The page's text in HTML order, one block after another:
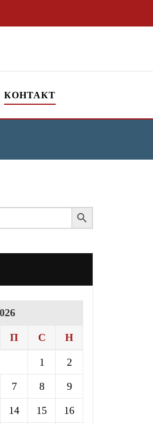
КОНТАКТ
Search Button
П С Н
1 2
7 8 9
14 15 16